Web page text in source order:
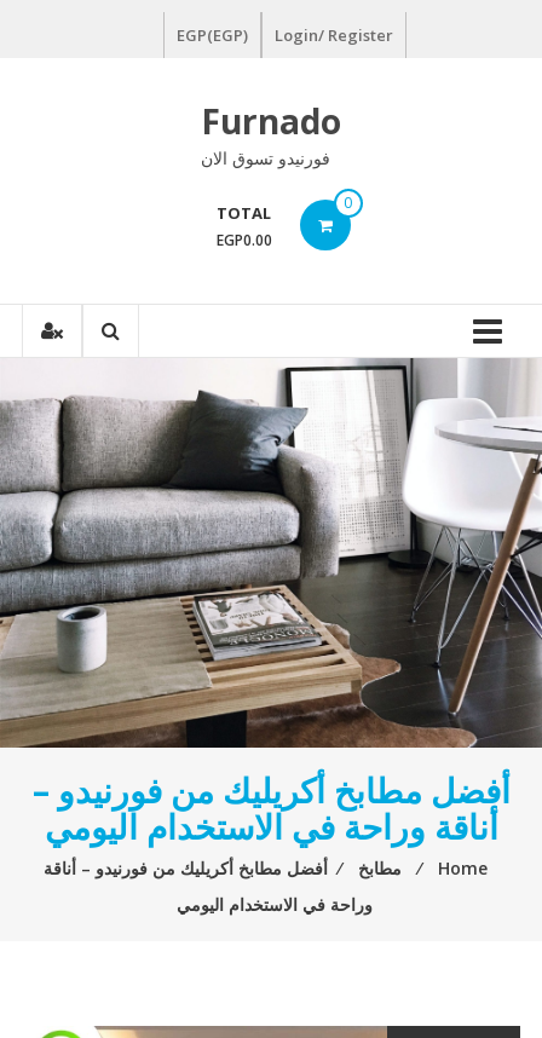
Login/ Register
EGP(EGP)
Furnado
فورنيدو تسوق الان
0
TOTAL
EGP0.00
أفضل مطابخ أكريليك من فورنيدو –
أناقة وراحة في الاستخدام اليومي
Home
⁄ مطابخ ⁄ أفضل مطابخ أكريليك من فورنيدو – أناقة
وراحة في الاستخدام اليومي